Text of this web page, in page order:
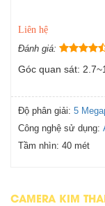
Liên hệ
Đánh giá:
Góc quan sát:
Độ phân giải: 5
Công nghệ sử dụng:
Tầm nhìn: 40 mét
CAMERA KIM